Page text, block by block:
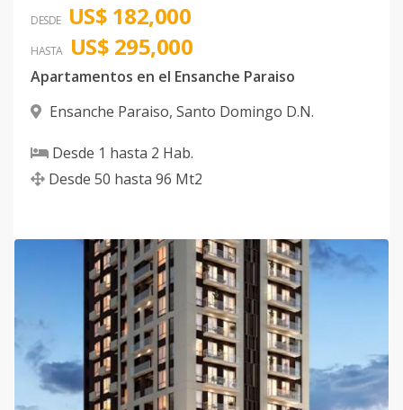
DESDE US$ 182,000
HASTA US$ 295,000
Apartamentos en el Ensanche Paraiso
Ensanche Paraiso, Santo Domingo D.N.
Desde 1 hasta 2 Hab.
Desde 50 hasta 96 Mt2